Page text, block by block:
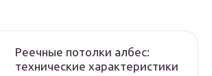
Реечные потолки албес:
технические характеристики